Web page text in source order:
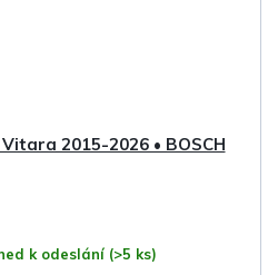
2015-2026 • BOSCH
k odeslání (>5 ks)